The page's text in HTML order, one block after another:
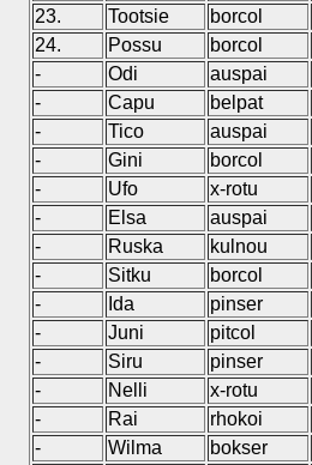
23.
Tootsie borcol
24.
Possu borcol
-
Odi auspai
-
Capu belpat
-
Tico auspai
-
Gini borcol
-
Ufo x-rotu
-
Elsa auspai
-
Ruska kulnou
-
Sitku borcol
-
Ida pinser
-
Juni pitcol
-
Siru pinser
-
Nelli x-rotu
-
Rai rhokoi
-
Wilma bokser